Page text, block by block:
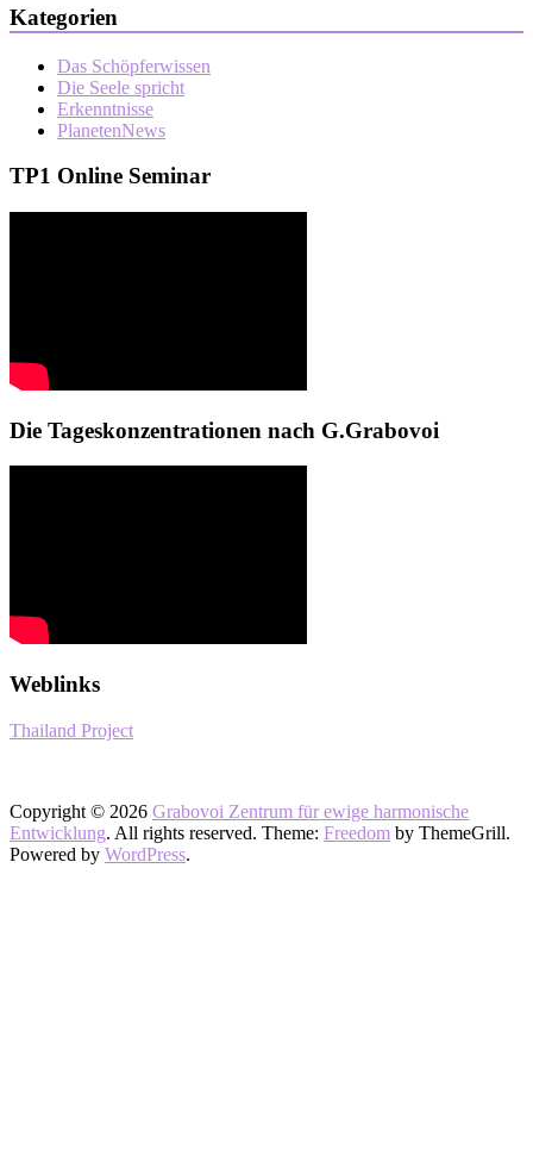
Kategorien
Das Schöpferwissen
Die Seele spricht
Erkenntnisse
PlanetenNews
TP1 Online Seminar
Die Tageskonzentrationen nach G.Grabovoi
Weblinks
Thailand Project
Copyright © 2026 Grabovoi Zentrum für ewige harmonische
Entwicklung. All rights reserved. Theme: Freedom by ThemeGrill.
Powered by WordPress.